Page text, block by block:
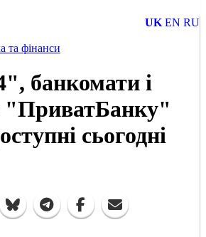
UK EN RU
та фінанси
банкомати і
"ПриватБанку"
сьогодні